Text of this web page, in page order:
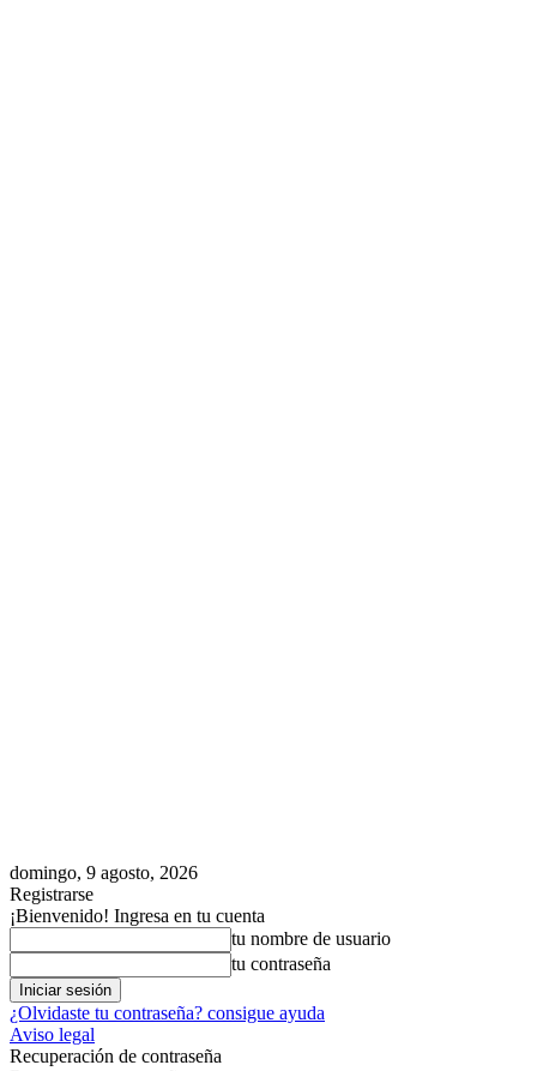
domingo, 9 agosto, 2026
Registrarse
¡Bienvenido! Ingresa en tu cuenta
tu nombre de usuario
tu contraseña
¿Olvidaste tu contraseña? consigue ayuda
Aviso legal
Recuperación de contraseña